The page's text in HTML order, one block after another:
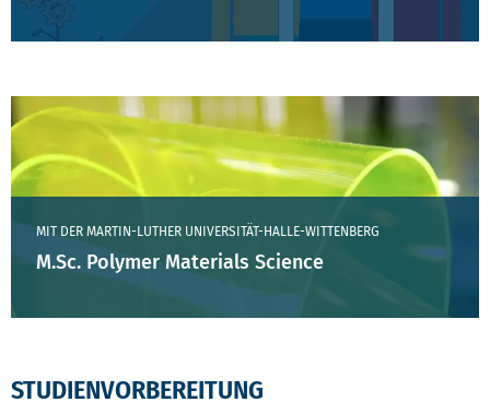
MIT DER MARTIN-LUTHER UNIVERSITÄT-HALLE-WITTENBERG
M.Sc. Polymer Materials Science
STUDIENVORBEREITUNG